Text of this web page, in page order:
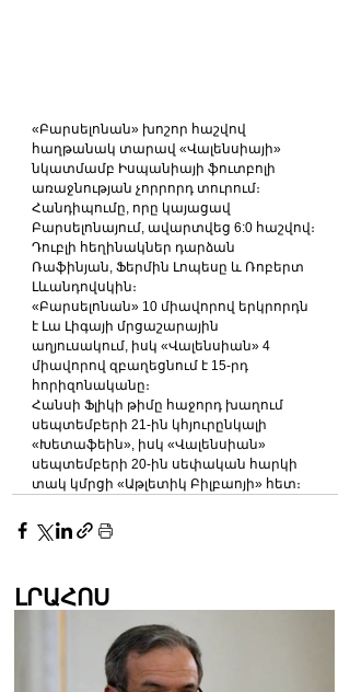
«Բարսելոնան» խոշոր հաշվով
հաղթանակ տարավ «Վալենսիայի»
նկատմամբ Իսպանիայի ֆուտբոլի
առաջնության չորրորդ տուրում։
Հանդիպումը, որը կայացավ
Բարսելոնայում, ավարտվեց 6:0 հաշվով։
Դուբլի հեղինակներ դարձան
Ռաֆինյան, Ֆերմին Լոպեսը և Ռոբերտ
Լևանդովսկին։
«Բարսելոնան» 10 միավորով երկրորդն
է Լա Լիգայի մրցաշարային
աղյուսակում, իսկ «Վալենսիան» 4
միավորով զբաղեցնում է 15-րդ
հորիզոնականը։
Հանսի Ֆլիկի թիմը հաջորդ խաղում
սեպտեմբերի 21-ին կհյուրընկալի
«Խետաֆեին», իսկ «Վալենսիան»
սեպտեմբերի 20-ին սեփական հարկի
տակ կմրցի «Աթլետիկ Բիլբաոյի» հետ։
ԼՐԱՀՈՍ